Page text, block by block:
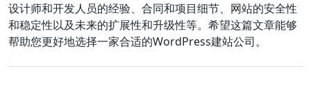
设计师和开发人员的经验、合同和项目细节、网站的安全性
和稳定性以及未来的扩展性和升级性等。希望这篇文章能够
帮助您更好地选择一家合适的WordPress建站公司。